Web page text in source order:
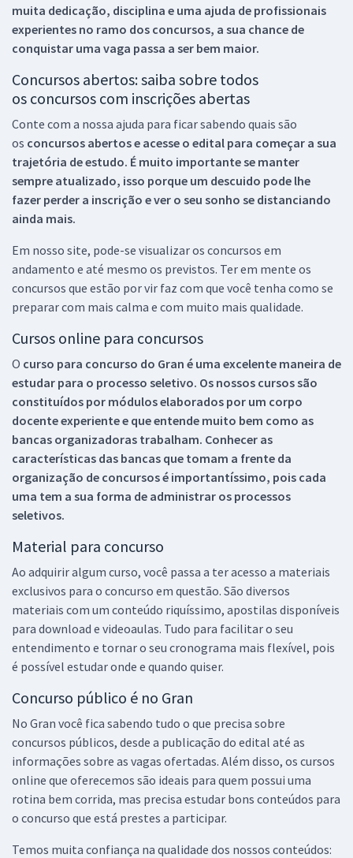
muita dedicação, disciplina e uma ajuda de profissionais
experientes no ramo dos concursos, a sua chance de
conquistar uma vaga passa a ser bem maior.
Concursos abertos: saiba sobre todos
os concursos com inscrições abertas
Conte com a nossa ajuda para ficar sabendo quais são
os concursos abertos e acesse o edital para começar a sua
trajetória de estudo. É muito importante se manter
sempre atualizado, isso porque um descuido pode lhe
fazer perder a inscrição e ver o seu sonho se distanciando
ainda mais.
Em nosso site, pode-se visualizar os concursos em
andamento e até mesmo os previstos. Ter em mente os
concursos que estão por vir faz com que você tenha como se
preparar com mais calma e com muito mais qualidade.
Cursos online para concursos
O curso para concurso do Gran é uma excelente maneira de
estudar para o processo seletivo. Os nossos cursos são
constituídos por módulos elaborados por um corpo
docente experiente e que entende muito bem como as
bancas organizadoras trabalham. Conhecer as
características das bancas que tomam a frente da
organização de concursos é importantíssimo, pois cada
uma tem a sua forma de administrar os processos
seletivos.
Material para concurso
Ao adquirir algum curso, você passa a ter acesso a materiais
exclusivos para o concurso em questão. São diversos
materiais com um conteúdo riquíssimo, apostilas disponíveis
para download e videoaulas. Tudo para facilitar o seu
entendimento e tornar o seu cronograma mais flexível, pois
é possível estudar onde e quando quiser.
Concurso público é no Gran
No Gran você fica sabendo tudo o que precisa sobre
concursos públicos, desde a publicação do edital até as
informações sobre as vagas ofertadas. Além disso, os cursos
online que oferecemos são ideais para quem possui uma
rotina bem corrida, mas precisa estudar bons conteúdos para
o concurso que está prestes a participar.
Temos muita confiança na qualidade dos nossos conteúdos: